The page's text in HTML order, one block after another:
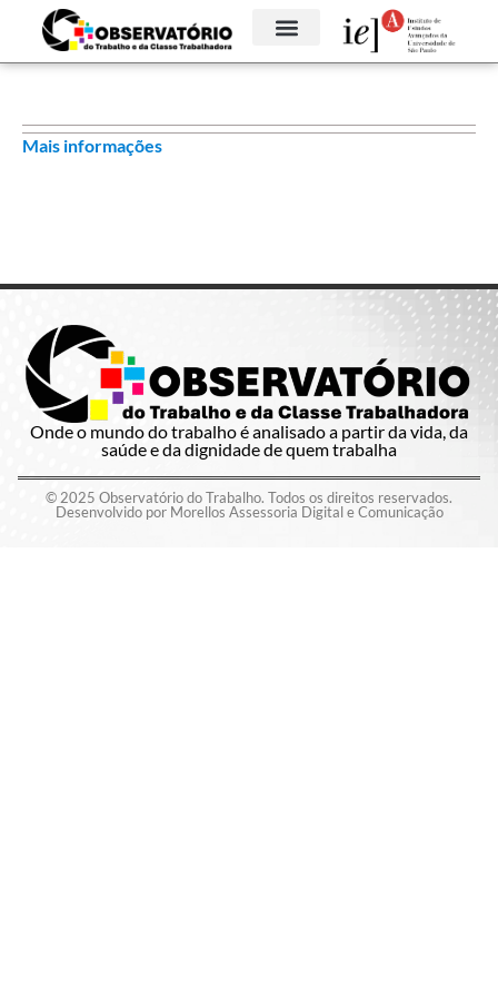
Mais informações
Onde o mundo do trabalho é analisado a partir da vida, da
saúde e da dignidade de quem trabalha
© 2025 Observatório do Trabalho. Todos os direitos reservados.
Desenvolvido por Morellos Assessoria Digital e Comunicação